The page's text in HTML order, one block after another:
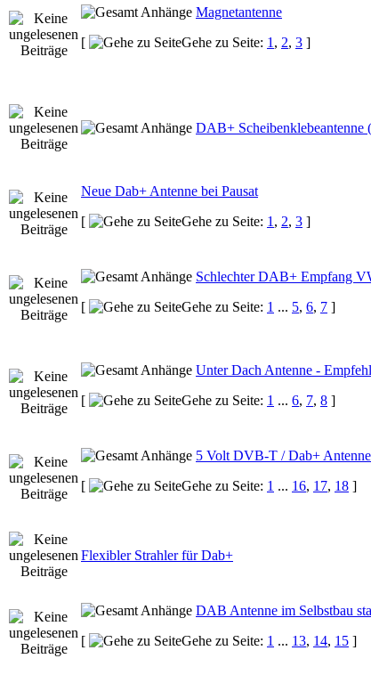
Magnetantenne
[
Gehe zu Seite: 1 , 2, 3 ]
DAB+ Scheibenklebeantenne
Neue Dab+ Antenne bei Pausat
[
Gehe zu Seite: 1 , 2, 3 ]
Schlechter DAB+ Empfang
[
Gehe zu Seite: 1 ... 5, 6, 7 ]
Unter Dach Antenne -
[
Gehe zu Seite: 1 ... 6, 7, 8 ]
5 Volt DVB-T / Dab+
[
Gehe zu Seite: 1 ... 16, 17, 18 ]
Flexibler Strahler für Dab+
DAB Antenne im Selbstbau
[
Gehe zu Seite: 1 ... 13, 14, 15 ]